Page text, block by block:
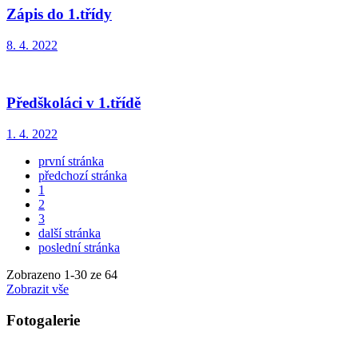
Zápis do 1.třídy
8. 4. 2022
Předškoláci v 1.třídě
1. 4. 2022
první stránka
předchozí stránka
1
2
3
další stránka
poslední stránka
Zobrazeno 1-30 ze 64
Zobrazit vše
Fotogalerie